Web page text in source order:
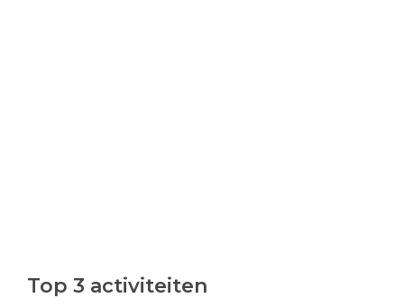
Top 3 activiteiten